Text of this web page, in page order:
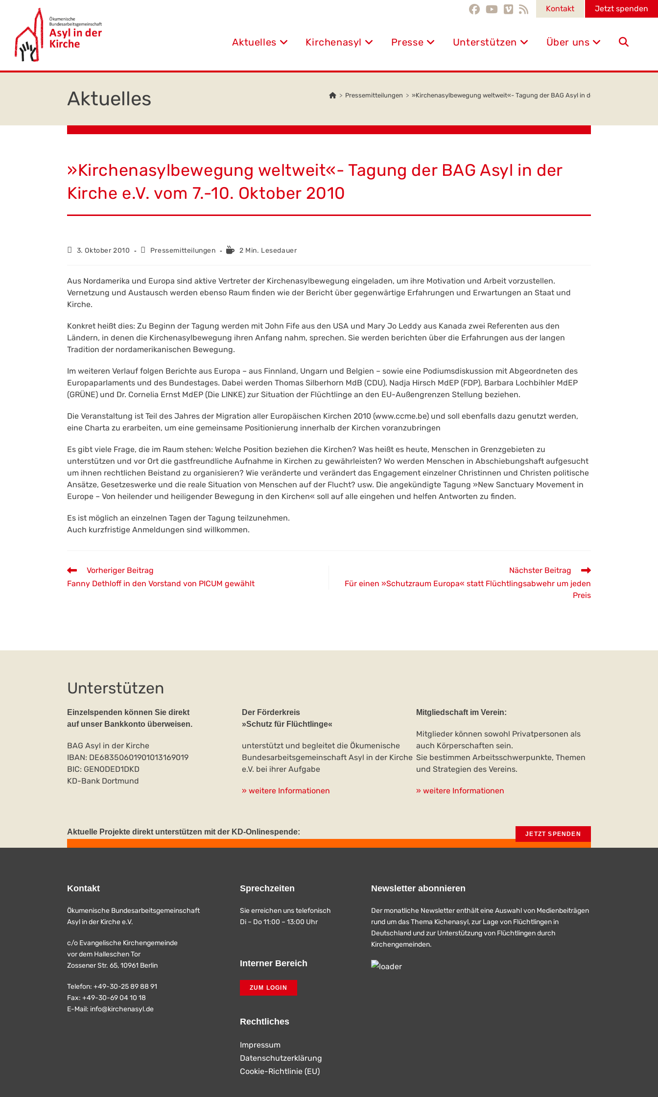
Kontakt Jetzt spenden
Aktuelles Kirchenasyl Presse Unterstützen Über uns Website-
> Pressemitteilungen > »Kirchenasylbewegung weltweit«- Tagung der BAG Asyl in der Kirche e.V. vom 7.-
»Kirchenasylbewegung weltweit«- Tagung der BAG Asyl in der
Kirche e.V. vom 7.-10. Oktober 2010
Beitrag
3. Oktober 2010
Beitrags-
Pressemitteilungen Lesedauer:
2 Min. Lesedauer
Aus Nordamerika und Europa sind aktive Vertreter der Kirchenasylbewegung eingeladen, um ihre Motivation und Arbeit vorzustellen.
Vernetzung und Austausch werden ebenso Raum finden wie der Bericht über gegenwärtige Erfahrungen und Erwartungen an Staat und
Kirche.
Konkret heißt dies: Zu Beginn der Tagung werden mit John Fife aus den USA und Mary Jo Leddy aus Kanada zwei Referenten aus den
Ländern, in denen die Kirchenasylbewegung ihren Anfang nahm, sprechen. Sie werden berichten über die Erfahrungen aus der langen
Tradition der nordamerikanischen Bewegung.
Im weiteren Verlauf folgen Berichte aus Europa – aus Finnland, Ungarn und Belgien – sowie eine Podiumsdiskussion mit Abgeordneten des
Europaparlaments und des Bundestages. Dabei werden Thomas Silberhorn MdB (CDU), Nadja Hirsch MdEP (FDP), Barbara Lochbihler MdEP
(GRÜNE) und Dr. Cornelia Ernst MdEP (Die LINKE) zur Situation der Flüchtlinge an den EU-Außengrenzen Stellung beziehen.
Die Veranstaltung ist Teil des Jahres der Migration aller Europäischen Kirchen 2010 (www.ccme.be) und soll ebenfalls dazu genutzt werden,
eine Charta zu erarbeiten, um eine gemeinsame Positionierung innerhalb der Kirchen voranzubringen
Es gibt viele Frage, die im Raum stehen: Welche Position beziehen die Kirchen? Was heißt es heute, Menschen in Grenzgebieten zu
unterstützen und vor Ort die gastfreundliche Aufnahme in Kirchen zu gewährleisten? Wo werden Menschen in Abschiebungshaft aufgesucht
um ihnen rechtlichen Beistand zu organisieren? Wie veränderte und verändert das Engagement einzelner Christinnen und Christen politische
Ansätze, Gesetzeswerke und die reale Situation von Menschen auf der Flucht? usw. Die angekündigte Tagung »New Sanctuary Movement in
Europe – Von heilender und heiligender Bewegung in den Kirchen« soll auf alle eingehen und helfen Antworten zu finden.
Es ist möglich an einzelnen Tagen der Tagung teilzunehmen.
Auch kurzfristige Anmeldungen sind willkommen.
Weitere
Artikel
ansehen
Vorheriger Beitrag
Fanny Dethloff in den Vorstand von PICUM gewählt
Nächster Beitrag
Für einen »Schutzraum Europa« statt Flüchtlingsabwehr um jeden
Preis
Unterstützen
Einzelspenden können Sie direkt
auf unser Bankkonto überweisen.
BAG Asyl in der Kirche
IBAN: DE68350601901013169019
BIC: GENODED1DKD
KD-Bank Dortmund
Der Förderkreis
»Schutz für Flüchtlinge«
unterstützt und begleitet die Ökumenische
Bundesarbeitsgemeinschaft Asyl in der Kirche
e.V. bei ihrer Aufgabe
» weitere Informationen
Mitgliedschaft im Verein:
Mitglieder können sowohl Privatpersonen als
auch Körperschaften sein.
Sie bestimmen Arbeitsschwerpunkte, Themen
und Strategien des Vereins.
» weitere Informationen
Aktuelle Projekte direkt unterstützen mit der KD-Onlinespende: JETZT SPENDEN
Kontakt
Ökumenische Bundesarbeitsgemeinschaft
Asyl in der Kirche e.V.
c/o Evangelische Kirchengemeinde
vor dem Halleschen Tor
Zossener Str. 65, 10961 Berlin
Telefon: +49-30-25 89 88 91
Fax: +49-30-69 04 10 18
E-Mail: info@kirchenasyl.de
Sprechzeiten
Sie erreichen uns telefonisch
Di – Do 11:00 – 13:00 Uhr
Interner Bereich
ZUM LOGIN
Rechtliches
Impressum
Datenschutzerklärung
Cookie-Richtlinie (EU)
Newsletter abonnieren
Der monatliche Newsletter enthält eine Auswahl von Medienbeiträgen
rund um das Thema Kichenasyl, zur Lage von Flüchtlingen in
Deutschland und zur Unterstützung von Flüchtlingen durch
Kirchengemeinden.